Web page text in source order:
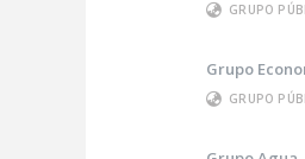
GRUPO
Grupo
GRUPO